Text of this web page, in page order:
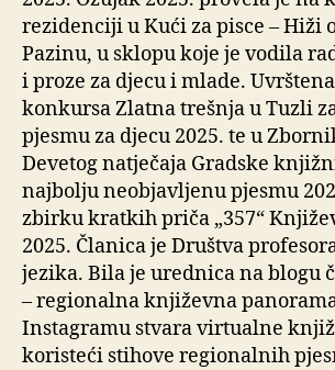
rezidenciji u Kući za pisce – Hiži
Pazinu, u sklopu koje je vodila
i proze za djecu i mlade.
konkursa Zlatna trešnja u Tuzli
pjesmu za djecu 2025. te u
Devetog natječaja Gradske
najbolju neobjavljenu pjesmu
zbirku kratkih priča „357“
2025. Članica je Društva
jezika. Bila je urednica na blogu
– regionalna književna
Instagramu stvara virtualne
koristeći stihove regionalnih